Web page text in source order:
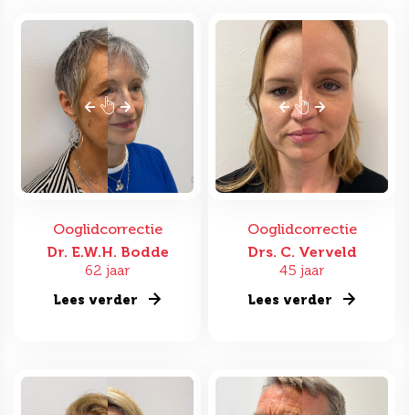
Ooglidcorrectie
Dr. E.W.H. Bodde
62 jaar
Lees verder
Ooglidcorrectie
Drs. C. Verveld
45 jaar
Lees verder